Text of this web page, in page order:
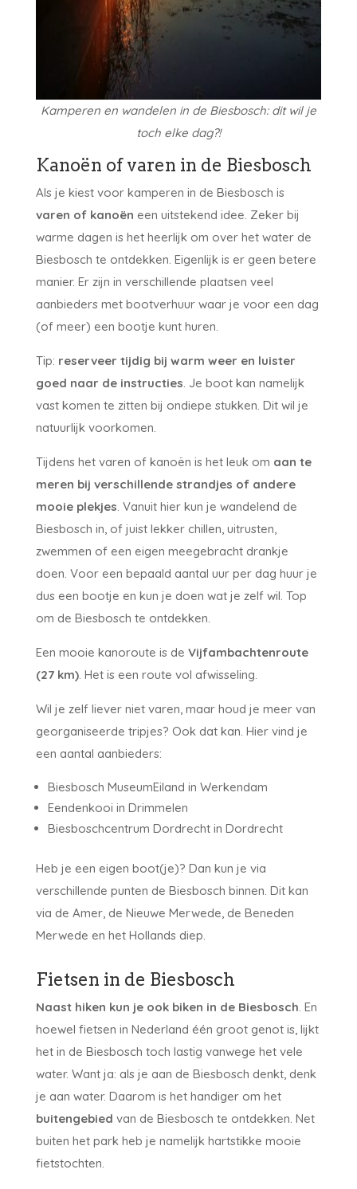
Kamperen en wandelen in de Biesbosch: dit wil je
toch elke dag?!
Kanoën of varen in de Biesbosch
Als je kiest voor kamperen in de Biesbosch is
varen of kanoën een uitstekend idee. Zeker bij
warme dagen is het heerlijk om over het water de
Biesbosch te ontdekken. Eigenlijk is er geen betere
manier. Er zijn in verschillende plaatsen veel
aanbieders met bootverhuur waar je voor een dag
(of meer) een bootje kunt huren.
Tip: reserveer tijdig bij warm weer en luister
goed naar de instructies. Je boot kan namelijk
vast komen te zitten bij ondiepe stukken. Dit wil je
natuurlijk voorkomen.
Tijdens het varen of kanoën is het leuk om aan te
meren bij verschillende strandjes of andere
mooie plekjes. Vanuit hier kun je wandelend de
Biesbosch in, of juist lekker chillen, uitrusten,
zwemmen of een eigen meegebracht drankje
doen. Voor een bepaald aantal uur per dag huur je
dus een bootje en kun je doen wat je zelf wil. Top
om de Biesbosch te ontdekken.
Een mooie kanoroute is de Vijfambachtenroute
(27 km). Het is een route vol afwisseling.
Wil je zelf liever niet varen, maar houd je meer van
georganiseerde tripjes? Ook dat kan. Hier vind je
een aantal aanbieders:
Biesbosch MuseumEiland in Werkendam
Eendenkooi in Drimmelen
Biesboschcentrum Dordrecht in Dordrecht
Heb je een eigen boot(je)? Dan kun je via
verschillende punten de Biesbosch binnen. Dit kan
via de Amer, de Nieuwe Merwede, de Beneden
Merwede en het Hollands diep.
Fietsen in de Biesbosch
Naast hiken kun je ook biken in de Biesbosch. En
hoewel fietsen in Nederland één groot genot is, lijkt
het in de Biesbosch toch lastig vanwege het vele
water. Want ja: als je aan de Biesbosch denkt, denk
je aan water. Daarom is het handiger om het
buitengebied van de Biesbosch te ontdekken. Net
buiten het park heb je namelijk hartstikke mooie
fietstochten.